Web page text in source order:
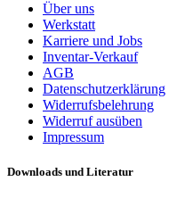
Über uns
Werkstatt
Karriere und Jobs
Inventar-Verkauf
AGB
Datenschutzerklärung
Widerrufsbelehrung
Widerruf ausüben
Impressum
Downloads und Literatur